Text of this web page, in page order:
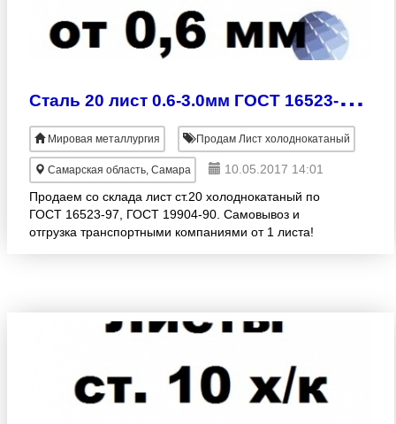
С
таль 20 лист 0.6-3.0мм ГОСТ 16523-97 ГОСТ 19904-90 холоднокатаный
Мировая металлургия Продам Лист холоднокатаный
Самарская область, Самара
10.05.2017 14:01
Продаем со склада лист ст.20 холоднокатаный по
ГОСТ 16523-97, ГОСТ 19904-90. Самовывоз и
отгрузка транспортными компаниями от 1 листа!